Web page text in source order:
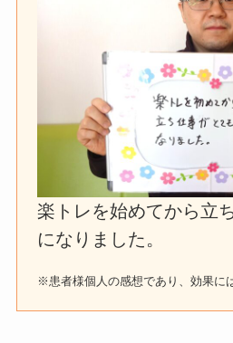
楽トレを始めてから立
になりました。
※患者様個人の感想であり、効果に